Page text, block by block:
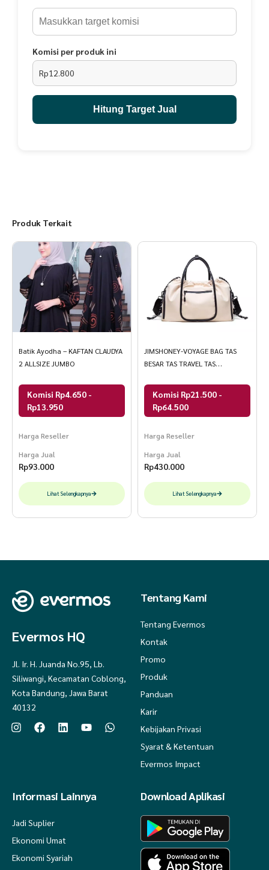
- Rayon
- Cuci Kering
- Dicuci Dengan Tangan Saja
Komisi per produk ini
Rp12.800
Hitung Target Jual
Produk Terkait
Batik Ayodha – KAFTAN CLAUDYA
2 ALLSIZE JUMBO
Komisi Rp4.650 -
Rp13.950
Harga Reseller
Harga Jual
Rp93.000
Lihat Selengkapnya
JIMSHONEY-VOYAGE BAG TAS
BESAR TAS TRAVEL TAS
Komisi Rp21.500 -
Rp64.500
Harga Reseller
Harga Jual
Rp430.000
Lihat Selengkapnya
Evermos HQ
Jl. Ir. H. Juanda No.95, Lb.
Siliwangi, Kecamatan Coblong,
Kota Bandung, Jawa Barat
40132
Tentang Kami
Tentang Evermos
Kontak
Promo
Produk
Panduan
Karir
Kebijakan Privasi
Syarat & Ketentuan
Evermos Impact
Informasi Lainnya
Jadi Suplier
Ekonomi Umat
Ekonomi Syariah
Download Aplikasi